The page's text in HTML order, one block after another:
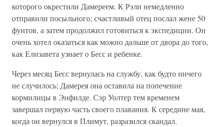
которого окрестили Дамереем. К Рэли немедленно
отправили посыльного; счастливый отец послал жене 50
фунтов, а затем продолжил готовиться к экспедиции. Он
очень хотел оказаться как можно дальше от двора до того,
как Елизавета узнает о Бесс и ребенке.
Через месяц Бесс вернулась на службу, как будто ничего
не случилось; Дамерея она оставила на попечение
кормилицы в Энфилде. Сэр Уолтер тем временем
завершал первую часть своего плавания. К середине мая,
когда он вернулся в Плимут, разразился скандал.